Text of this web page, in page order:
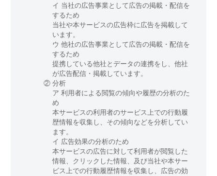
イ 当社の広告事業として広告の掲載・配信を
するため
当社や本サービスの広告枠に広告を掲載して
います。
ウ 他社の広告事業として広告の掲載・配信を
するため
提携している他社とデータの連携をし、他社
が広告配信・掲載しています。
②分析
ア 利用者による閲覧の傾向や履歴の分析のた
め
本サービスの利用者のサービス上での行動履
歴情報を収集し、その傾向などを分析してい
ます。
イ 広告効果の分析のため
本サービスの広告に対して利用者が閲覧した
情報、クリックした情報、及び当社や本サー
ビス上での行動履歴情報を収集し、広告の効